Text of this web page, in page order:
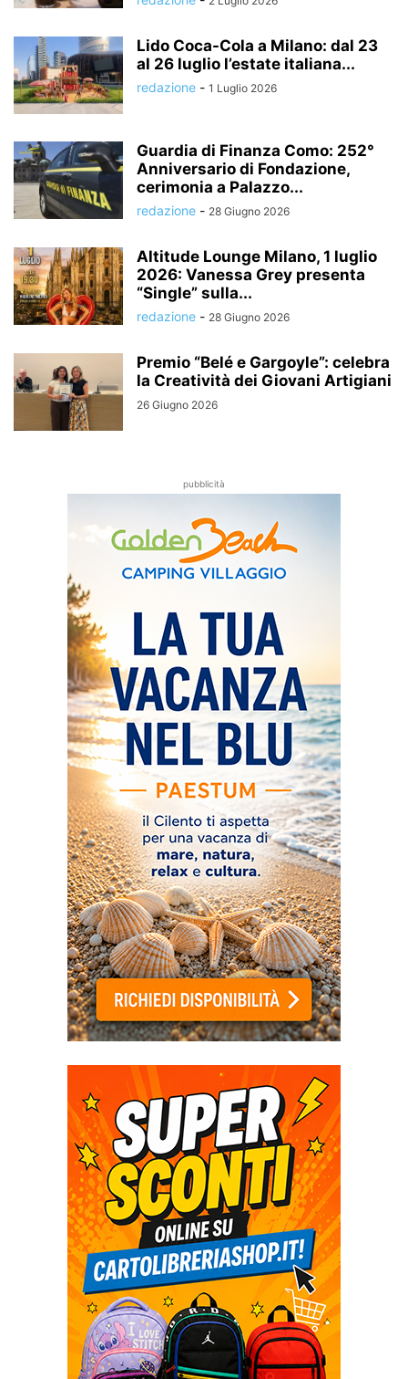
Lido Coca-Cola a Milano: dal 23
al 26 luglio l’estate italiana...
redazione - 1 Luglio 2026
Guardia di Finanza Como: 252°
Anniversario di Fondazione,
cerimonia a Palazzo...
redazione - 28 Giugno 2026
Altitude Lounge Milano, 1 luglio
2026: Vanessa Grey presenta
“Single” sulla...
redazione - 28 Giugno 2026
Premio “Belé e Gargoyle”: celebra
la Creatività dei Giovani Artigiani
26 Giugno 2026
pubblicità